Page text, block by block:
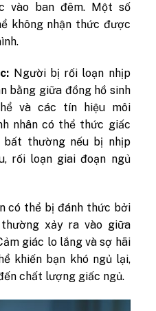
vào ban đêm. Một số
không nhận thức được
Người bị rối loạn nhịp
bằng giữa đồng hồ sinh
và các tín hiệu môi
nhân có thể thức giấc
bất thường nếu bị nhịp
rối loạn giai đoạn ngủ
có thể bị đánh thức bởi
xảy ra vào giữa
giác lo lắng và sợ hãi
khiến bạn khó ngủ lại,
chất lượng giấc ngủ.